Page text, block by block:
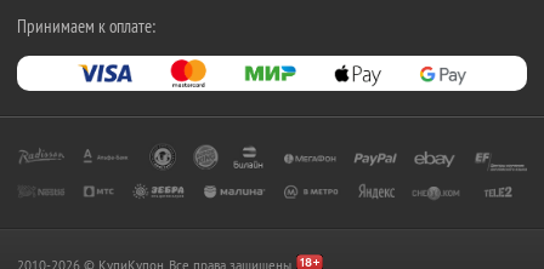
Принимаем к оплате:
2010-2026 © КупиКупон. Все права защищены.